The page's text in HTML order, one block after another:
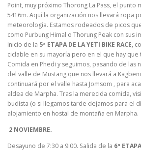
Point, muy próximo Thorong La Pass, el punto
5416m. Aquí la organización nos llevará ropa
meteorología. Estamos rodeados de picos
como Purbung Himal o Thorung Peak con sus
Inicio de la 5ª ETAPA DE LA YETI BIKE RACE,
ciclable en su mayoría pero en el que hay
Comida en Phedi y seguimos, pasando de las
del valle de Mustang que nos llevará a
continuará por el valle hasta Jomsom , para
aldea de Marpha. Tras la merecida comida,
budista (o si llegamos tarde dejamos para el
alojamiento en hostal de montaña en Marpha.
2 NOVIEMBRE.
Desayuno de 7:30 a 9:00. Salida de la 6ª